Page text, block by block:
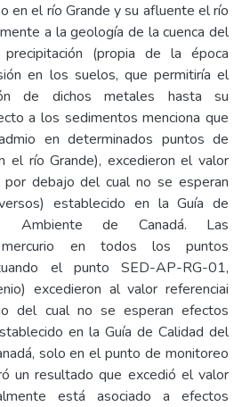
en el río Grande y su afluente el río
a la geología de la cuenca del
(propia de la época
en los suelos, que permitiría el
de dichos metales hasta su
a los sedimentos menciona que
en determinados puntos de
el río Grande), excedieron el valor
por debajo del cual no se esperan
establecido en la Guía de
Ambiente de Canadá. Las
mercurio en todos los puntos
el punto SED-AP-RG-01,
excedieron al valor referenciai
del cual no se esperan efectos
en la Guía de Calidad del
solo en el punto de monitoreo
un resultado que excedió el valor
está asociado a efectos